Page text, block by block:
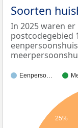
Soorten
In 2025 waren
postcodegebied
Eenperso…
25%